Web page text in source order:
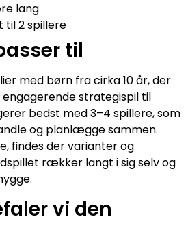
lang
til 2 spillere
til
med børn fra cirka 10 år, der
strategispil til
bedst med 3–4 spillere, som
og planlægge sammen.
findes der varianter og
rækker langt i sig selv og
vi den